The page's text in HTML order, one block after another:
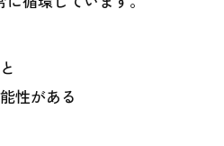
性がある